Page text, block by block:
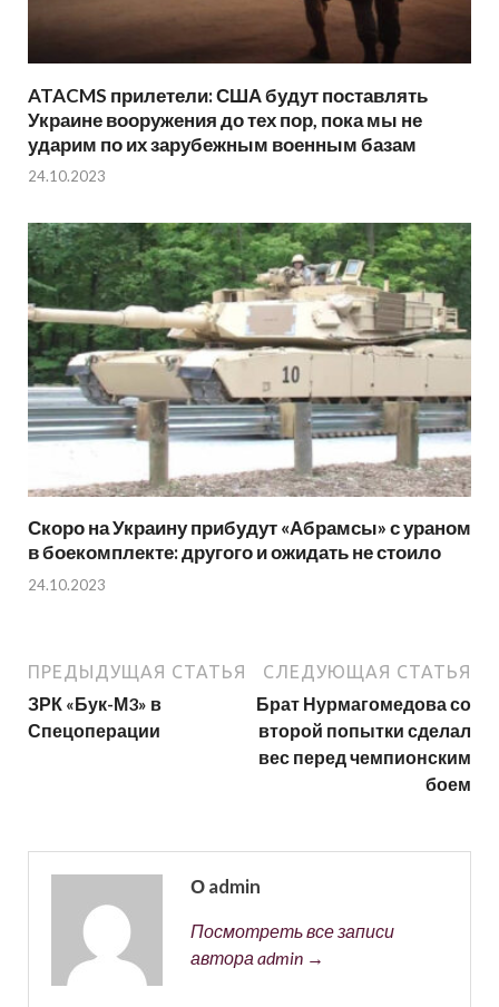
ATACMS прилетели: США будут поставлять
Украине вооружения до тех пор, пока мы не
ударим по их зарубежным военным базам
24.10.2023
Скоро на Украину прибудут «Абрамсы» с ураном
в боекомплекте: другого и ожидать не стоило
24.10.2023
ПРЕДЫДУЩАЯ СТАТЬЯ
ЗРК «Бук-М3» в
Спецоперации
СЛЕДУЮЩАЯ СТАТЬЯ
Брат Нурмагомедова со
второй попытки сделал
вес перед чемпионским
боем
О admin
Посмотреть все записи
автора admin →